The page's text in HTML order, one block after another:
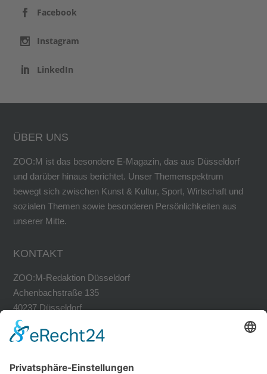
Facebook
Instagram
LinkedIn
ÜBER UNS
ZOO:M ist das besondere E-Magazin, das aus Düsseldorf
und darüber hinaus berichtet. Unser Themenspektrum
bewegt sich zwischen Kunst & Kultur, Sport, Wirtschaft und
sozialen Themen sowie besonderen Persönlichkeiten aus
unserer Mitte.
KONTAKT
ZOO:M-Redaktion Düsseldorf
Achenbachstraße 135
40237 Düsseldorf
Tel. 0211-30200741
Fax 0211-30200749